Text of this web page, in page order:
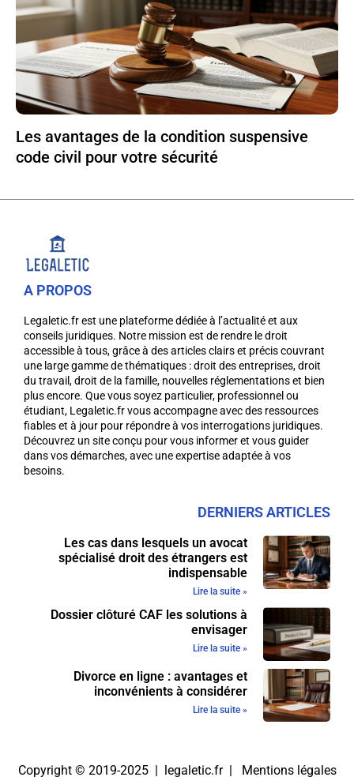
Les avantages de la condition suspensive
code civil pour votre sécurité
A PROPOS
Legaletic.fr est une plateforme dédiée à l’actualité et aux
conseils juridiques. Notre mission est de rendre le droit
accessible à tous, grâce à des articles clairs et précis couvrant
une large gamme de thématiques : droit des entreprises, droit
du travail, droit de la famille, nouvelles réglementations et bien
plus encore. Que vous soyez particulier, professionnel ou
étudiant, Legaletic.fr vous accompagne avec des ressources
fiables et à jour pour répondre à vos interrogations juridiques.
Découvrez un site conçu pour vous informer et vous guider
dans vos démarches, avec une expertise adaptée à vos
besoins.
DERNIERS ARTICLES
Les cas dans lesquels un avocat
spécialisé droit des étrangers est
indispensable
Lire la suite »
Dossier clôturé CAF les solutions à
envisager
Lire la suite »
Divorce en ligne : avantages et
inconvénients à considérer
Lire la suite »
Copyright © 2019-2025 | legaletic.fr | Mentions légales